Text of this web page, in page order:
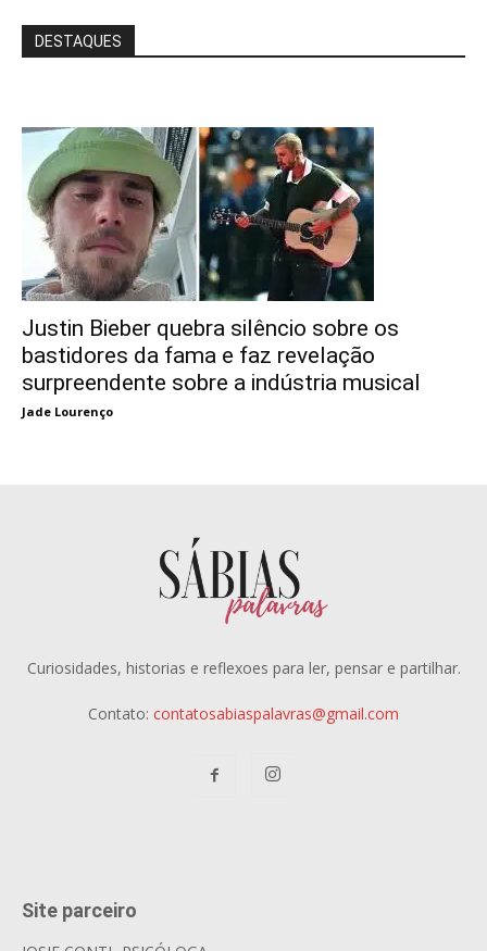
DESTAQUES
Justin Bieber quebra silêncio sobre os
bastidores da fama e faz revelação
surpreendente sobre a indústria musical
Jade Lourenço
Curiosidades, historias e reflexoes para ler, pensar e partilhar.
Contato: contatosabiaspalavras@gmail.com
Site parceiro